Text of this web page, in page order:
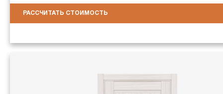
РАССЧИТАТЬ СТОИМОСТЬ